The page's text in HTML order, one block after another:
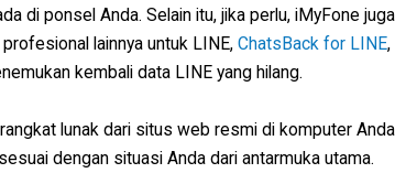
di ponsel Anda. Selain itu, jika perlu, iMyFone juga
lainnya untuk LINE, ChatsBack for LINE,
kembali data LINE yang hilang.
lunak dari situs web resmi di komputer Anda
dengan situasi Anda dari antarmuka utama.